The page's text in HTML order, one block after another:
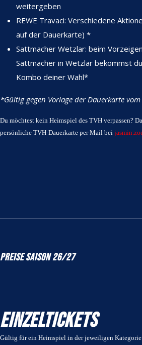
weitergeben
REWE Travaci: Verschiedene
auf der Dauerkarte) *
Sattmacher Wetzlar: beim
Sattmacher in Wetzlar bekommst
Kombo deiner Wahl*
*Gültig gegen Vorlage der Dauerkarte
Du möchtest kein Heimspiel des TVH verpassen?
persönliche TVH-Dauerkarte per Mail bei
Preise Saison 26/27
Einzeltickets
Gültig für ein Heimspiel in der jeweiligen Kategorie